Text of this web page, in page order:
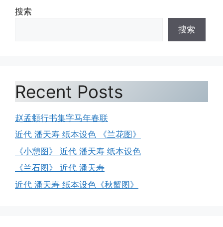
搜索
搜索
Recent Posts
赵孟頫行书集字马年春联
近代 潘天寿 纸本设色 《兰花图》
《小憩图》 近代 潘天寿 纸本设色
《兰石图》 近代 潘天寿
近代 潘天寿 纸本设色《秋蟹图》